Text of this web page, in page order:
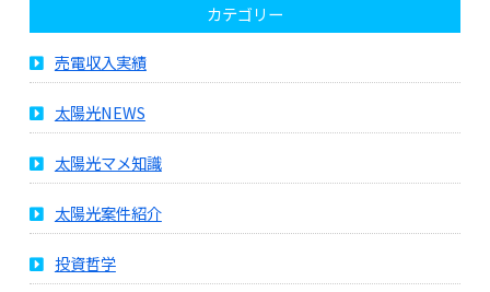
カテゴリー
売電収入実績
太陽光NEWS
太陽光マメ知識
太陽光案件紹介
投資哲学